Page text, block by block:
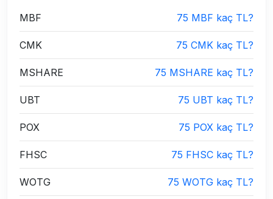
MBF 75 MBF kaç TL?
CMK 75 CMK kaç TL?
MSHARE 75 MSHARE kaç TL?
UBT 75 UBT kaç TL?
POX 75 POX kaç TL?
FHSC 75 FHSC kaç TL?
WOTG 75 WOTG kaç TL?